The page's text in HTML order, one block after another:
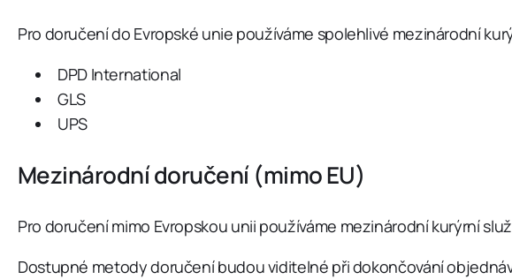
Pro doručení do Evropské unie používáme spolehlivé mezinárodní
DPD International
GLS
UPS
Mezinárodní doručení (mimo EU)
Pro doručení mimo Evropskou unii používáme mezinárodní kurýrní
Dostupné metody doručení budou viditelné při dokončování